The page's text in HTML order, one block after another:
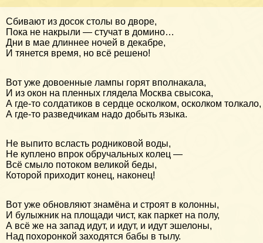
Сбивают из досок столы во дворе,
Пока не накрыли — стучат в домино…
Дни в мае длиннее ночей в декабре,
И тянется время, но всё решено!
Вот уже довоенные лампы горят вполнакала,
И из окон на пленных глядела Москва свысока,
А где-то солдатиков в сердце осколком, осколком толкало,
А где-то разведчикам надо добыть языка.
Не выпито всласть родниковой воды,
Не куплено впрок обручальных колец —
Всё смыло потоком великой беды,
Которой приходит конец, наконец!
Вот уже обновляют знамёна и строят в колонны,
И булыжник на площади чист, как паркет на полу,
А всё же на запад идут, и идут, и идут эшелоны,
Над похоронкой заходятся бабы в тылу.